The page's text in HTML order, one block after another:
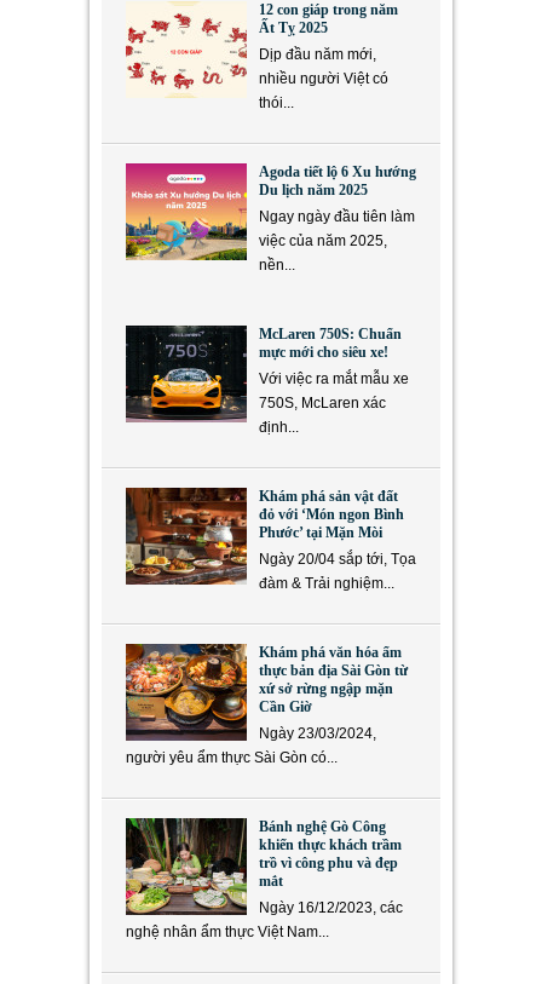
12 con giáp trong năm
Ất Tỵ 2025
Dịp đầu năm mới,
nhiều người Việt có
thói...
Agoda tiết lộ 6 Xu hướng
Du lịch năm 2025
Ngay ngày đầu tiên làm
việc của năm 2025,
nền...
McLaren 750S: Chuẩn
mực mới cho siêu xe!
Với việc ra mắt mẫu xe
750S, McLaren xác
định...
Khám phá sản vật đất
đỏ với ‘Món ngon Bình
Phước’ tại Mặn Mòi
Ngày 20/04 sắp tới, Tọa
đàm & Trải nghiệm...
Khám phá văn hóa ẩm
thực bản địa Sài Gòn từ
xứ sở rừng ngập mặn
Cần Giờ
Ngày 23/03/2024,
người yêu ẩm thực Sài Gòn có...
Bánh nghệ Gò Công
khiến thực khách trầm
trồ vì công phu và đẹp
mắt
Ngày 16/12/2023, các
nghệ nhân ẩm thực Việt Nam...